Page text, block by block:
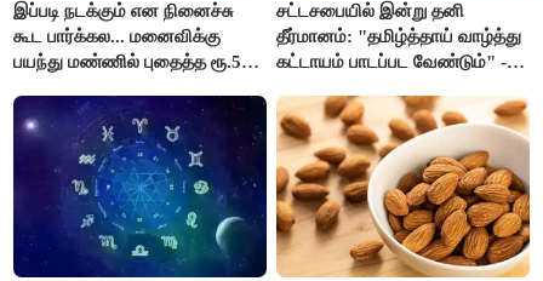
இப்படி நடக்கும் என நினைச்சு
கூட பார்க்கல... மனைவிக்கு
பயந்து மண்ணில் புதைத்த ரூ.5
சட்டசபையில் இன்று தனி
தீர்மானம்: "தமிழ்த்தாய் வாழ்த்து
கட்டாயம் பாடப்பட வேண்டும்" -